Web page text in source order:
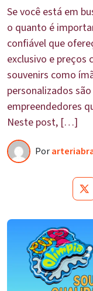
Se você está em
o quanto é
confiável que
exclusivo e
souvenirs como
personalizados
empreendedores
Neste post, […]
Por